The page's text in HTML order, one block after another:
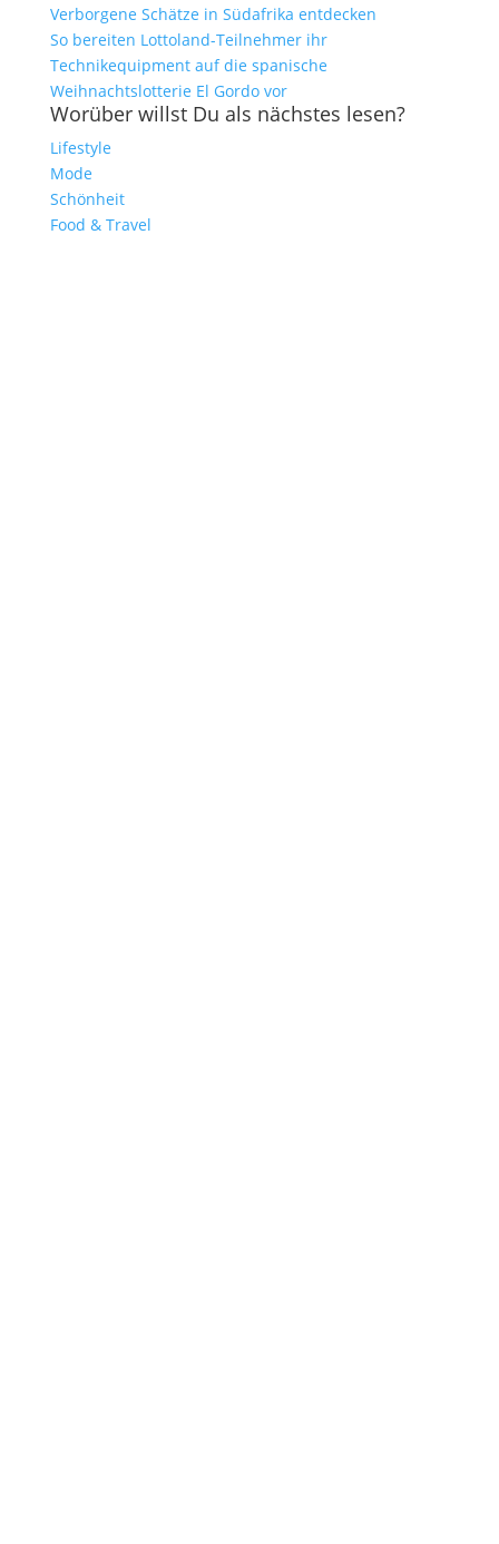
Verborgene Schätze in Südafrika entdecken
So bereiten Lottoland-Teilnehmer ihr
Technikequipment auf die spanische
Weihnachtslotterie El Gordo vor
Worüber willst Du als nächstes lesen?
Lifestyle
Mode
Schönheit
Food & Travel